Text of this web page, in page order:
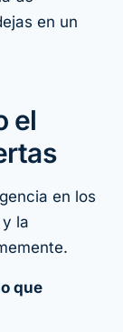
en un
el
en los
la
que